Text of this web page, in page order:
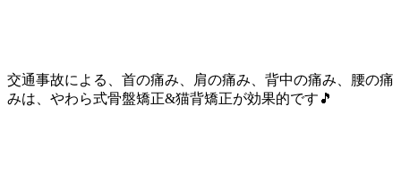
交通事故による、首の痛み、肩の痛み、背中の痛み、腰の痛
みは、やわら式骨盤矯正&猫背矯正が効果的です🎵